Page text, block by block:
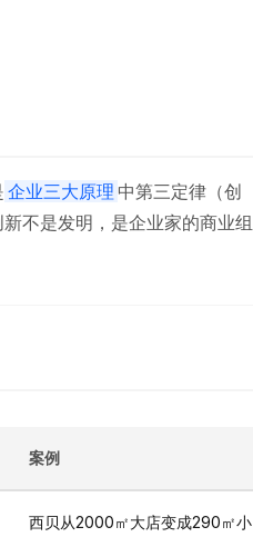
企业三大原理 中第三定律（创
不是发明，是企业家的商业组
案例
西贝从2000㎡大店变成290㎡小